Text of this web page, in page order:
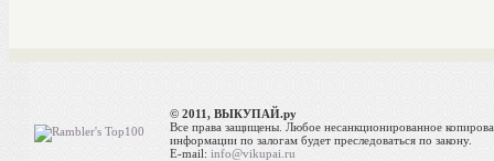
© 2011, ВЫКУПАЙ.ру
Все права защищены. Любое несанкционированное
информации по залогам будет преследоваться по закону.
E-mail:info@vikupai.ru